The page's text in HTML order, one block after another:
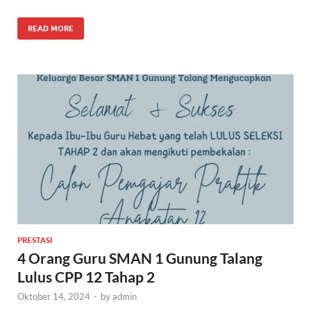
READ MORE
PRESTASI
4 Orang Guru SMAN 1 Gunung Talang
Lulus CPP 12 Tahap 2
Oktober 14, 2024 - byadmin